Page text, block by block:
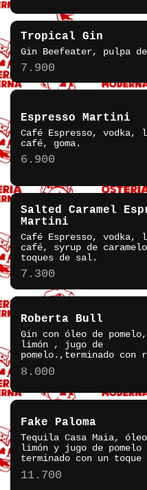
Tropical Gin
Gin Beefeater, pulpa
7.900
Espresso Martini
Café Espresso, vodka,
café, goma.
6.900
Salted Caramel
Martini
Café Espresso, vodka,
café, syrup de
toques de sal.
7.300
Roberta Bull
Gin con óleo de
limón , jugo de
pomelo.,terminado con
de pomelo.
8.000
Fake Paloma
Tequila Casa Maia,
limón y jugo de pomelo
terminado con un toque
Bull de pomelo.
11.700